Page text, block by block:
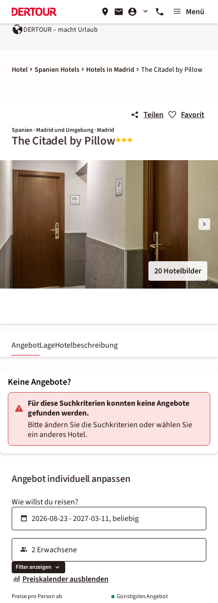
Menü
DERTOUR – macht Urlaub
Hotel Spanien Hotels Hotels in Madrid The Citadel by Pillow
Teilen Favorit
Spanien · Madrid und Umgebung · Madrid
The Citadel by Pillow
20 Hotelbilder
AngebotLageHotelbeschreibung
Angebot individuell anpassen
Wie willst du reisen?
Filter anzeigen
Preiskalender ausblenden
Preise pro Person ab Günstigstes Angebot
Keine Angebote?
Für diese Suchkriterien konnten keine Angebote
gefunden werden.
Bitte ändern Sie die Suchkriterien oder wählen Sie
ein anderes Hotel.